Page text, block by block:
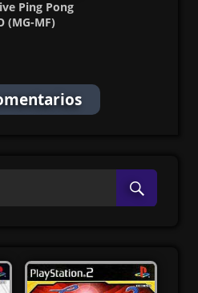
Ping Pong
(MG-MF)